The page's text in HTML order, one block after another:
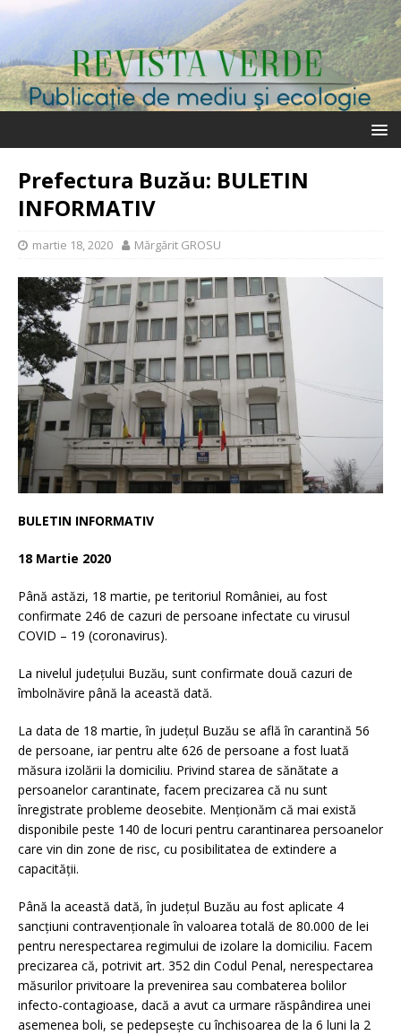
Prefectura Buzău: BULETIN
INFORMATIV
martie 18, 2020 Mărgărit GROSU
BULETIN INFORMATIV
18 Martie 2020
Până astăzi, 18 martie, pe teritoriul României, au fost
confirmate 246 de cazuri de persoane infectate cu virusul
COVID – 19 (coronavirus).
La nivelul județului Buzău, sunt confirmate două cazuri de
îmbolnăvire până la această dată.
La data de 18 martie, în județul Buzău se află în carantină 56
de persoane, iar pentru alte 626 de persoane a fost luată
măsura izolării la domiciliu. Privind starea de sănătate a
persoanelor carantinate, facem precizarea că nu sunt
înregistrate probleme deosebite. Menționăm că mai există
disponibile peste 140 de locuri pentru carantinarea persoanelor
care vin din zone de risc, cu posibilitatea de extindere a
capacității.
Până la această dată, în județul Buzău au fost aplicate 4
sancțiuni contravenționale în valoarea totală de 80.000 de lei
pentru nerespectarea regimului de izolare la domiciliu. Facem
precizarea că, potrivit art. 352 din Codul Penal, nerespectarea
măsurilor privitoare la prevenirea sau combaterea bolilor
infecto-contagioase, dacă a avut ca urmare răspândirea unei
asemenea boli, se pedepsește cu închisoarea de la 6 luni la 2